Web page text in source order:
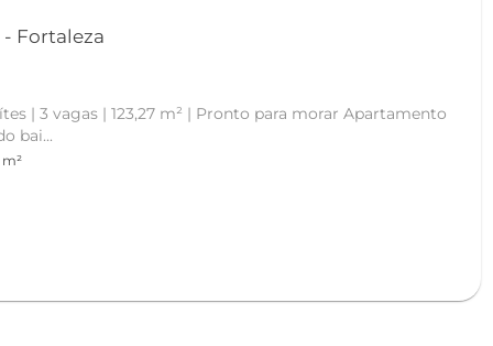
Apartamento em Cocó - Fortaleza
bai...
m²